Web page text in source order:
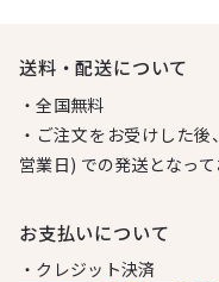
送料・配送について
・全国無料
・ご注文をお受けした
営業日) での発送となって
お⽀払いについて
・クレジット決済